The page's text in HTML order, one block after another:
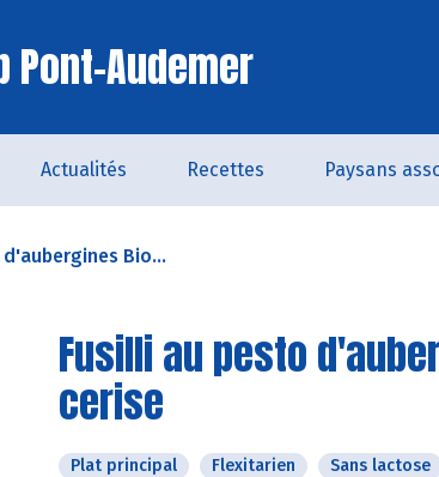
Pont-Audemer
Actualités Recettes Paysans
Bio...
Fusilli au pesto
cerise
Plat principal Flexitarien Sans lactose